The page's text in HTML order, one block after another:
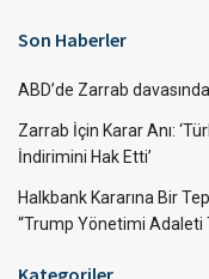
Son Haberler
ABD’de Zarrab
Zarrab İçin Karar Anı:
İndirimini Hak Etti’
Halkbank Kararına Bir
“Trump Yönetimi Adaleti
Kategoriler